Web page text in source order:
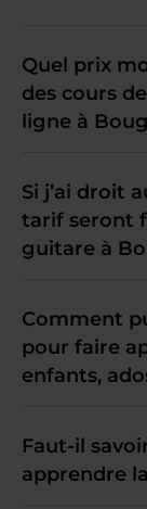
Quel prix
des cours
ligne à
Si j’ai droit
tarif seront
guitare à
Comment
pour faire
enfants,
Faut-il
apprendre